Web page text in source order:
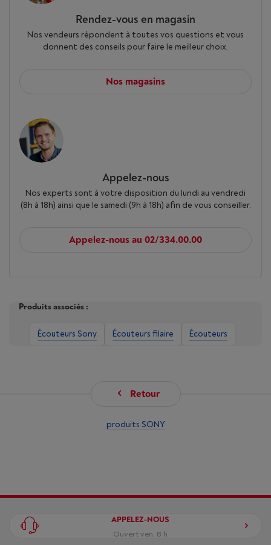
Rendez-vous en magasin
Nos vendeurs répondent à toutes vos questions et vous
donnent des conseils pour faire le meilleur choix.
Nos magasins
Appelez-nous
Nos experts sont à votre disposition du lundi au vendredi
(8h à 18h) ainsi que le samedi (9h à 18h) afin de vous conseiller.
Appelez-nous au 02/334.00.00
Produits associés :
Écouteurs Sony Écouteurs filaire Écouteurs
Retour
produits SONY
APPELEZ-NOUS
Ouvert ven. 8 h